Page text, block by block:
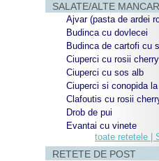
SALATE/ALTE
Ajvar (pasta de ardei
Budinca cu dovlecei
Budinca de cartofi cu
Ciuperci cu rosii cherry
Ciuperci cu sos alb
Ciuperci si conopida
Clafoutis cu rosii
Drob de pui
Evantai cu vinete
toate retetele |
RETETE DE POST